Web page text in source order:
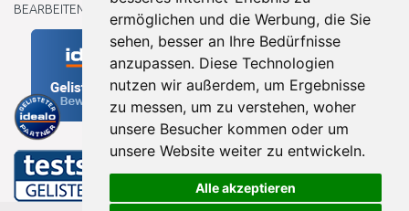
ermöglichen und die Werbung, die Sie
sehen, besser an Ihre Bedürfnisse
anzupassen. Diese Technologien
nutzen wir außerdem, um Ergebnisse
zu messen, um zu verstehen, woher
unsere Besucher kommen oder um
unsere Website weiter zu entwickeln.
Alle akzeptieren
BEARBEITEN SIE MEINE COOKIE-EINSTELLUNGEN